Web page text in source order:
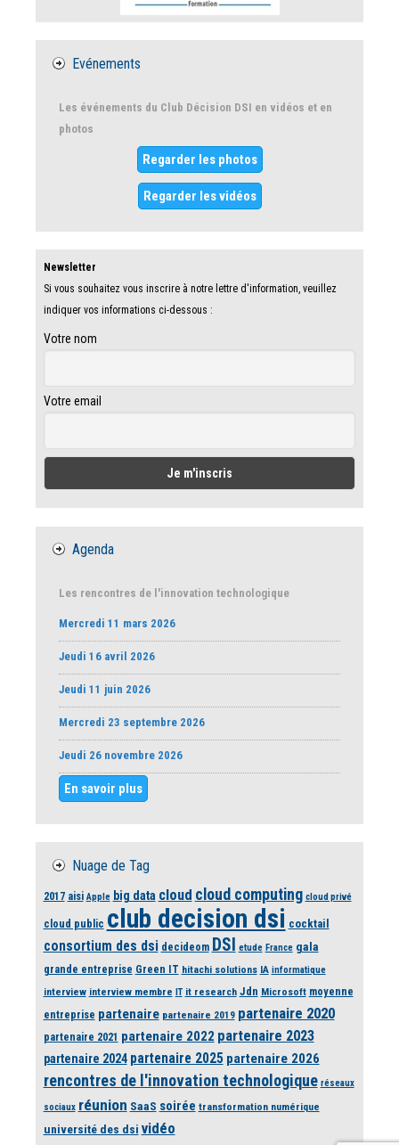
Evénements
Les événements du Club Décision DSI en vidéos et en
photos
Regarder les photos
Regarder les vidéos
Newsletter
Si vous souhaitez vous inscrire à notre lettre d'information, veuillez
indiquer vos informations ci-dessous :
Votre nom
Votre email
Agenda
Les rencontres de l'innovation technologique
Mercredi 11 mars 2026
Jeudi 16 avril 2026
Jeudi 11 juin 2026
Mercredi 23 septembre 2026
Jeudi 26 novembre 2026
En savoir plus
Nuage de Tag
2017 aisi Apple big data cloud cloud computing cloud privé
cloud public club decision dsi cocktail
consortium des dsi decideom DSI etude France gala
grande entreprise Green IT hitachi solutions IA informatique
interview interview membre IT it research Jdn Microsoft moyenne
entreprise partenaire partenaire 2019 partenaire 2020
partenaire 2021 partenaire 2022 partenaire 2023
partenaire 2024 partenaire 2025 partenaire 2026
rencontres de l'innovation technologique réseaux
sociaux réunion SaaS soirée transformation numérique
université des dsi vidéo